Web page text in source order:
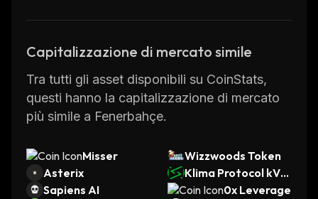
Capitalizzazione di mercato simile
Tra tutti gli asset disponibili su CoinStats,
questi hanno la capitalizzazione di mercato
più simile a Fenerbahçe.
Misser
Wizzwoods Token
Asterix
Klima Protocol kVC
M
Sapiens AI
0x Leverage